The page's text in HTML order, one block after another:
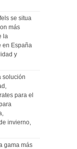
se situa
más
la
en España
y
solución
para el
invierno,
gama más